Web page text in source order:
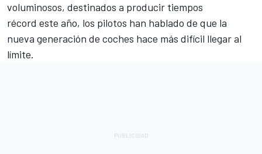
voluminosos, destinados a producir tiempos
récord este año, los pilotos han hablado de que la
nueva generación de coches hace más difícil llegar al
límite.